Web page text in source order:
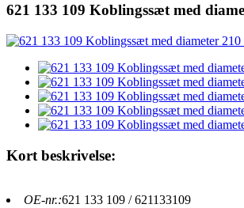
621 133 109 Koblingssæt med
Kort beskrivelse:
OE-nr.:621 133 109 / 621133109